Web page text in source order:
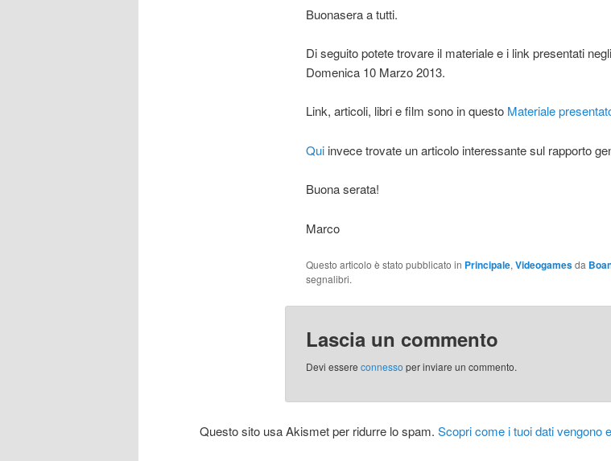
Buonasera a tutti.
Di seguito potete trovare il materiale e i link presentati
Domenica 10 Marzo 2013.
Link, articoli, libri e film sono in questo Materiale
Quiinvece trovate un articolo interessante sul rapporto
Buona serata!
Marco
Questo articolo è stato pubblicato in Principale, Videogamesda
segnalibri.
Lascia un commento
Devi essere connesso per inviare un commento.
Questo sito usa Akismet per ridurre lo spam. Scopri come i tuoi dati vengono